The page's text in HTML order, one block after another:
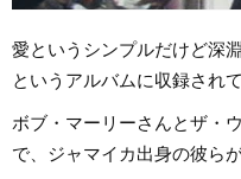
愛というシンプルだけど深
というアルバムに収録され
ボブ・マーリーさんとザ・
で、ジャマイカ出身の彼ら